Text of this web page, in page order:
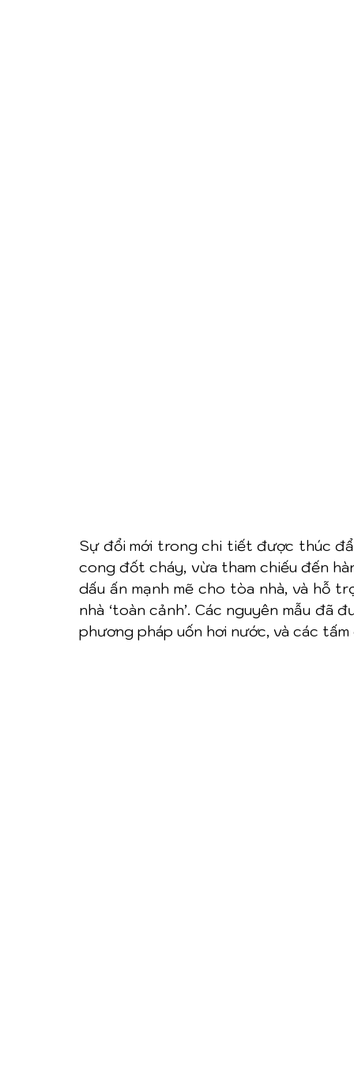
Sự đổi mới trong chi tiết được thúc
cong đốt cháy, vừa tham chiếu đến
dấu ấn mạnh mẽ cho tòa nhà, và hỗ
nhà ‘toàn cảnh’. Các nguyên mẫu
phương pháp uốn hơi nước, và các